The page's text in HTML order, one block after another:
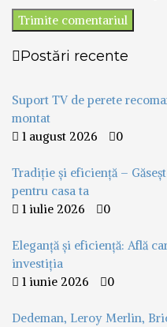
Postări recente
Suport TV de perete
montat
1 august 2026
0
Tradiție și eficiență –
pentru casa ta
1 iulie 2026
0
Eleganță și eficiență: Află
investiția
1 iunie 2026
0
Dedeman, Leroy Merlin,